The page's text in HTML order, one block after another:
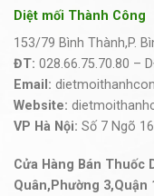
Diệt mối Thành Công
153/79 Bình Thành,P.
ĐT: 028.66.75.70.80 –
Email:
Website:
VP Hà Nội: Số 7 Ngõ
Cửa Hàng Bán Thuốc
Quân,Phường 3,Quận